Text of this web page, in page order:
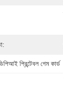
প্রিন্টেবল গেম কার্ড